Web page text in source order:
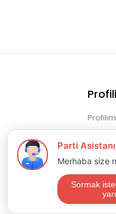
Profilim
Sipariş
Mail